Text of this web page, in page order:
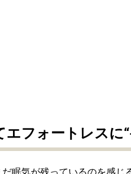
フォートレスに